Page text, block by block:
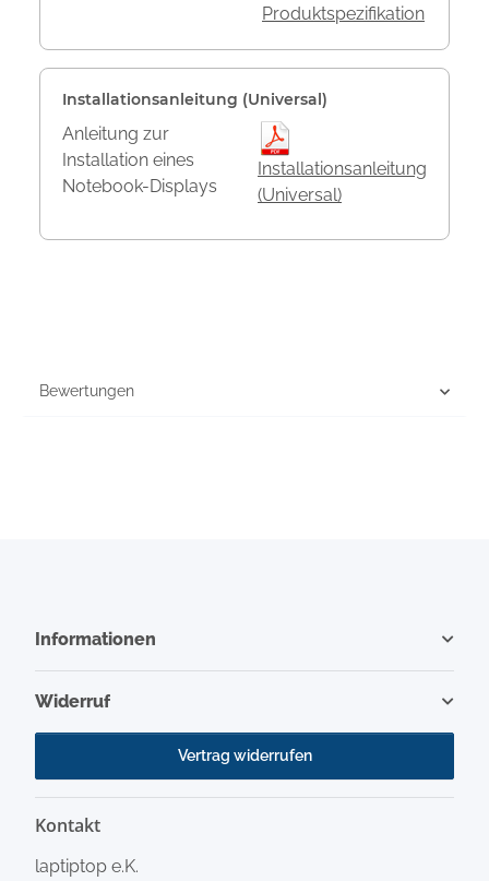
Produktspezifikation
Installationsanleitung (Universal)
Anleitung zur
Installation eines
Notebook-Displays
Installationsanleitung
(Universal)
Bewertungen
Informationen
Widerruf
Vertrag widerrufen
Kontakt
laptiptop e.K.